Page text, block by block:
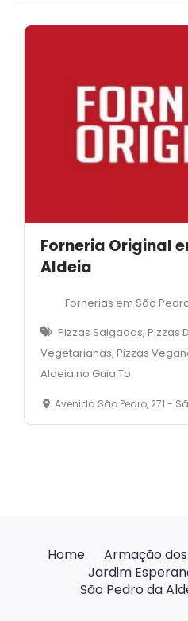
Forneria Original
Aldeia
Fornerias em São
Pizzas Salgadas, Pizzas
Vegetarianas, Pizzas
Aldeia no Guia To
Avenida São Pedro, 271 - São João - São Pedro da
Home Armação dos
Jardim
São Pedro da